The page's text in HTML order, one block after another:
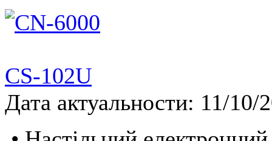
CS-102U
Дата актуальности: 11/10/